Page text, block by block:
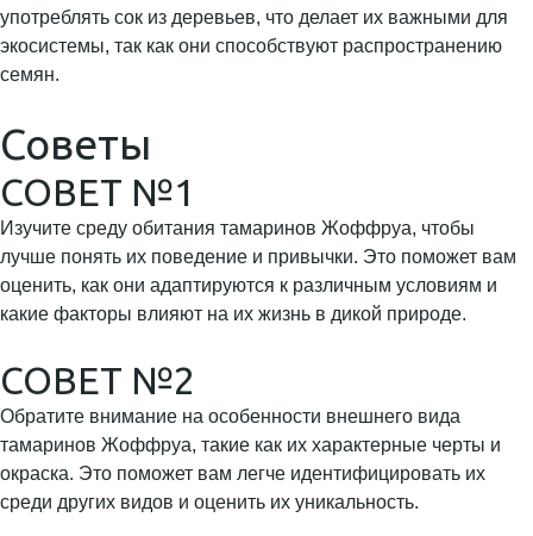
употреблять сок из деревьев, что делает их важными для
экосистемы, так как они способствуют распространению
семян.
Советы
СОВЕТ №1
Изучите среду обитания тамаринов Жоффруа, чтобы
лучше понять их поведение и привычки. Это поможет вам
оценить, как они адаптируются к различным условиям и
какие факторы влияют на их жизнь в дикой природе.
СОВЕТ №2
Обратите внимание на особенности внешнего вида
тамаринов Жоффруа, такие как их характерные черты и
окраска. Это поможет вам легче идентифицировать их
среди других видов и оценить их уникальность.